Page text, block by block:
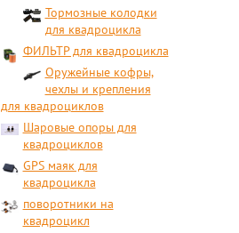
Тормозные колодки
для квадроцикла
ФИЛЬТР для квадроцикла
Оружейные кофры,
чехлы и крепления
для квадроциклов
Шаровые опоры для
квадроциклов
GPS маяк для
квадроцикла
поворотники на
квадроцикл